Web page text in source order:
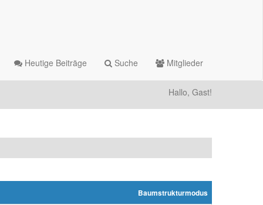
Heutige Beiträge Suche Mitglieder
Hallo, Gast!
Baumstrukturmodus